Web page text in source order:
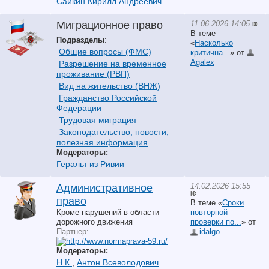
Миграционное право
Подразделы:
Общие вопросы (ФМС)
Разрешение на временное
проживание (РВП)
Вид на жительство (ВНЖ)
Гражданство Российской
Федерации
Трудовая миграция
Законодательство, новости,
полезная информация
Модераторы:
Геральт из Ривии
11.06.2026 14:05
В теме
«Насколько
критична... » от
Agalex
Административное
право
Кроме нарушений в области
дорожного движения
Партнер:
Модераторы:
Н.К. Антон Всеволодович
14.02.2026 15:55
В теме «Сроки
повторной
проверки по...» от
idalgo